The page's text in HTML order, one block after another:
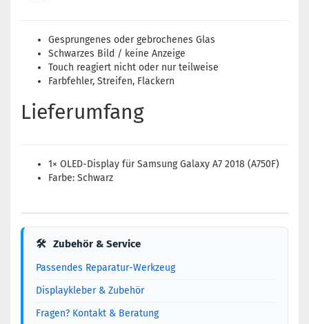
Gesprungenes oder gebrochenes Glas
Schwarzes Bild / keine Anzeige
Touch reagiert nicht oder nur teilweise
Farbfehler, Streifen, Flackern
Lieferumfang
1× OLED-Display für Samsung Galaxy A7 2018 (A750F)
Farbe: Schwarz
🛠 Zubehör & Service
Passendes Reparatur-Werkzeug
Displaykleber & Zubehör
Fragen? Kontakt & Beratung